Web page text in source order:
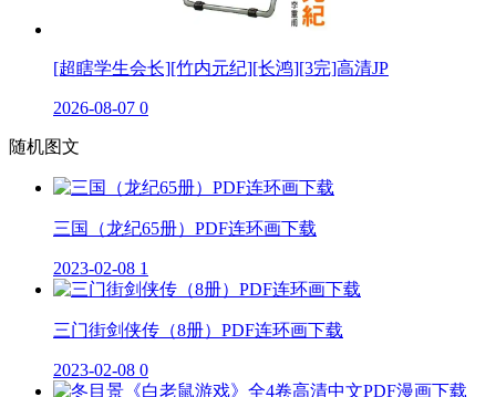
[超瞎学生会长][竹内元纪][长鸿][3完]高清JP
2026-08-07 0
随机图文
三国（龙纪65册）PDF连环画下载
2023-02-08 1
三门街剑侠传（8册）PDF连环画下载
2023-02-08 0